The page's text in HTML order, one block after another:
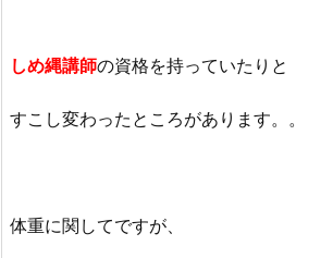
しめ縄講師の資格を持っていたりと
すこし変わったところがあります。。
体重に関してですが、